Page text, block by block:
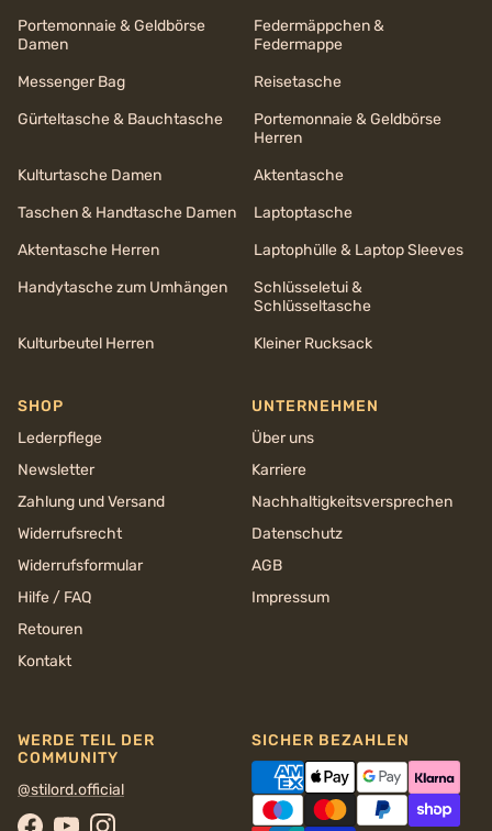
Portemonnaie & Geldbörse
Damen
Federmäppchen &
Federmappe
Messenger Bag
Reisetasche
Gürteltasche & Bauchtasche
Portemonnaie & Geldbörse
Herren
Kulturtasche Damen
Aktentasche
Taschen & Handtasche Damen
Laptoptasche
Aktentasche Herren
Laptophülle & Laptop Sleeves
Handytasche zum Umhängen
Schlüsseletui &
Schlüsseltasche
Kulturbeutel Herren
Kleiner Rucksack
SHOP
Lederpflege
Newsletter
Zahlung und Versand
Widerrufsrecht
Widerrufsformular
Hilfe / FAQ
Retouren
Kontakt
UNTERNEHMEN
Über uns
Karriere
Nachhaltigkeits­versprechen
Datenschutz
AGB
Impressum
WERDE TEIL DER
COMMUNITY
@stilord.official
SICHER BEZAHLEN